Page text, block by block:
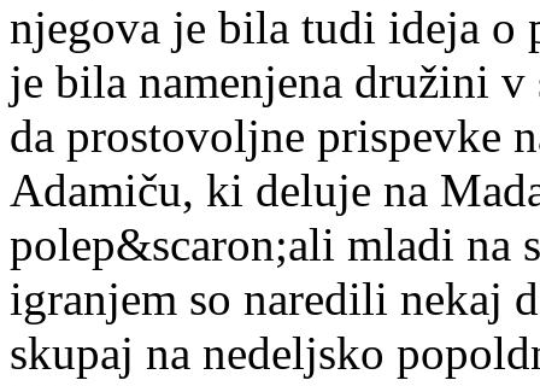
njegova je bila tudi ideja o
je bila namenjena družini
da prostovoljne prispevke
Adamiču, ki deluje na
polep&scaron;ali mladi na
igranjem so naredili nekaj
skupaj na nedeljsko